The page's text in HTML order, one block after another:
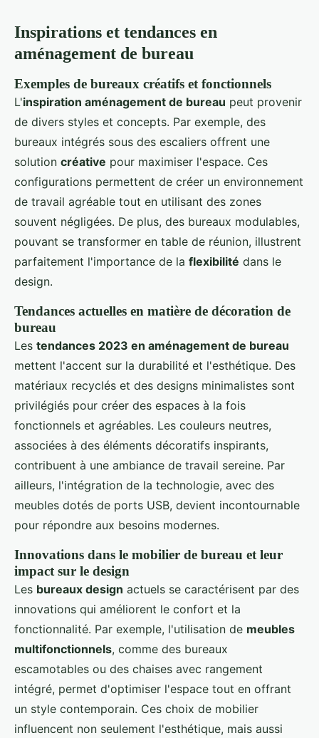
Inspirations et tendances en
aménagement de bureau
Exemples de bureaux créatifs et fonctionnels
L'inspiration aménagement de bureau peut provenir
de divers styles et concepts. Par exemple, des
bureaux intégrés sous des escaliers offrent une
solution créative pour maximiser l'espace. Ces
configurations permettent de créer un environnement
de travail agréable tout en utilisant des zones
souvent négligées. De plus, des bureaux modulables,
pouvant se transformer en table de réunion, illustrent
parfaitement l'importance de la flexibilité dans le
design.
Tendances actuelles en matière de décoration de
bureau
Les tendances 2023 en aménagement de bureau
mettent l'accent sur la durabilité et l'esthétique. Des
matériaux recyclés et des designs minimalistes sont
privilégiés pour créer des espaces à la fois
fonctionnels et agréables. Les couleurs neutres,
associées à des éléments décoratifs inspirants,
contribuent à une ambiance de travail sereine. Par
ailleurs, l'intégration de la technologie, avec des
meubles dotés de ports USB, devient incontournable
pour répondre aux besoins modernes.
Innovations dans le mobilier de bureau et leur
impact sur le design
Les bureaux design actuels se caractérisent par des
innovations qui améliorent le confort et la
fonctionnalité. Par exemple, l'utilisation de meubles
multifonctionnels, comme des bureaux
escamotables ou des chaises avec rangement
intégré, permet d'optimiser l'espace tout en offrant
un style contemporain. Ces choix de mobilier
influencent non seulement l'esthétique, mais aussi